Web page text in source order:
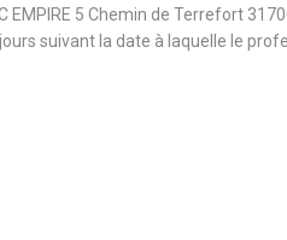
EMPIRE 5 Chemin de Terrefort
suivant la date à laquelle le